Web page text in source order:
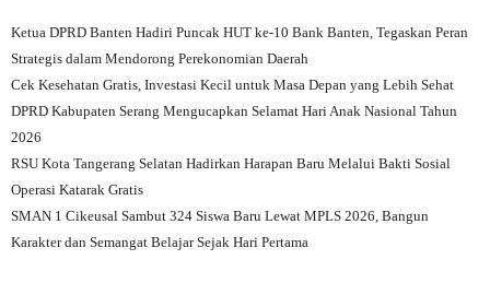
Ketua DPRD Banten Hadiri Puncak HUT ke-10 Bank Banten, Tegaskan Peran
Strategis dalam Mendorong Perekonomian Daerah
Cek Kesehatan Gratis, Investasi Kecil untuk Masa Depan yang Lebih Sehat
DPRD Kabupaten Serang Mengucapkan Selamat Hari Anak Nasional Tahun
2026
RSU Kota Tangerang Selatan Hadirkan Harapan Baru Melalui Bakti Sosial
Operasi Katarak Gratis
SMAN 1 Cikeusal Sambut 324 Siswa Baru Lewat MPLS 2026, Bangun
Karakter dan Semangat Belajar Sejak Hari Pertama